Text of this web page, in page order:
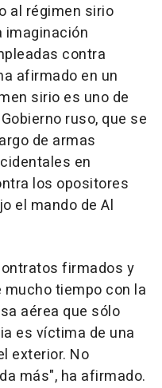
al régimen sirio
imaginación
contra
afirmado en un
sirio es uno de
ruso, que se
de armas
en
los opositores
el mando de Al
firmados y
tiempo con la
aérea que sólo
es víctima de una
exterior. No
más", ha afirmado.